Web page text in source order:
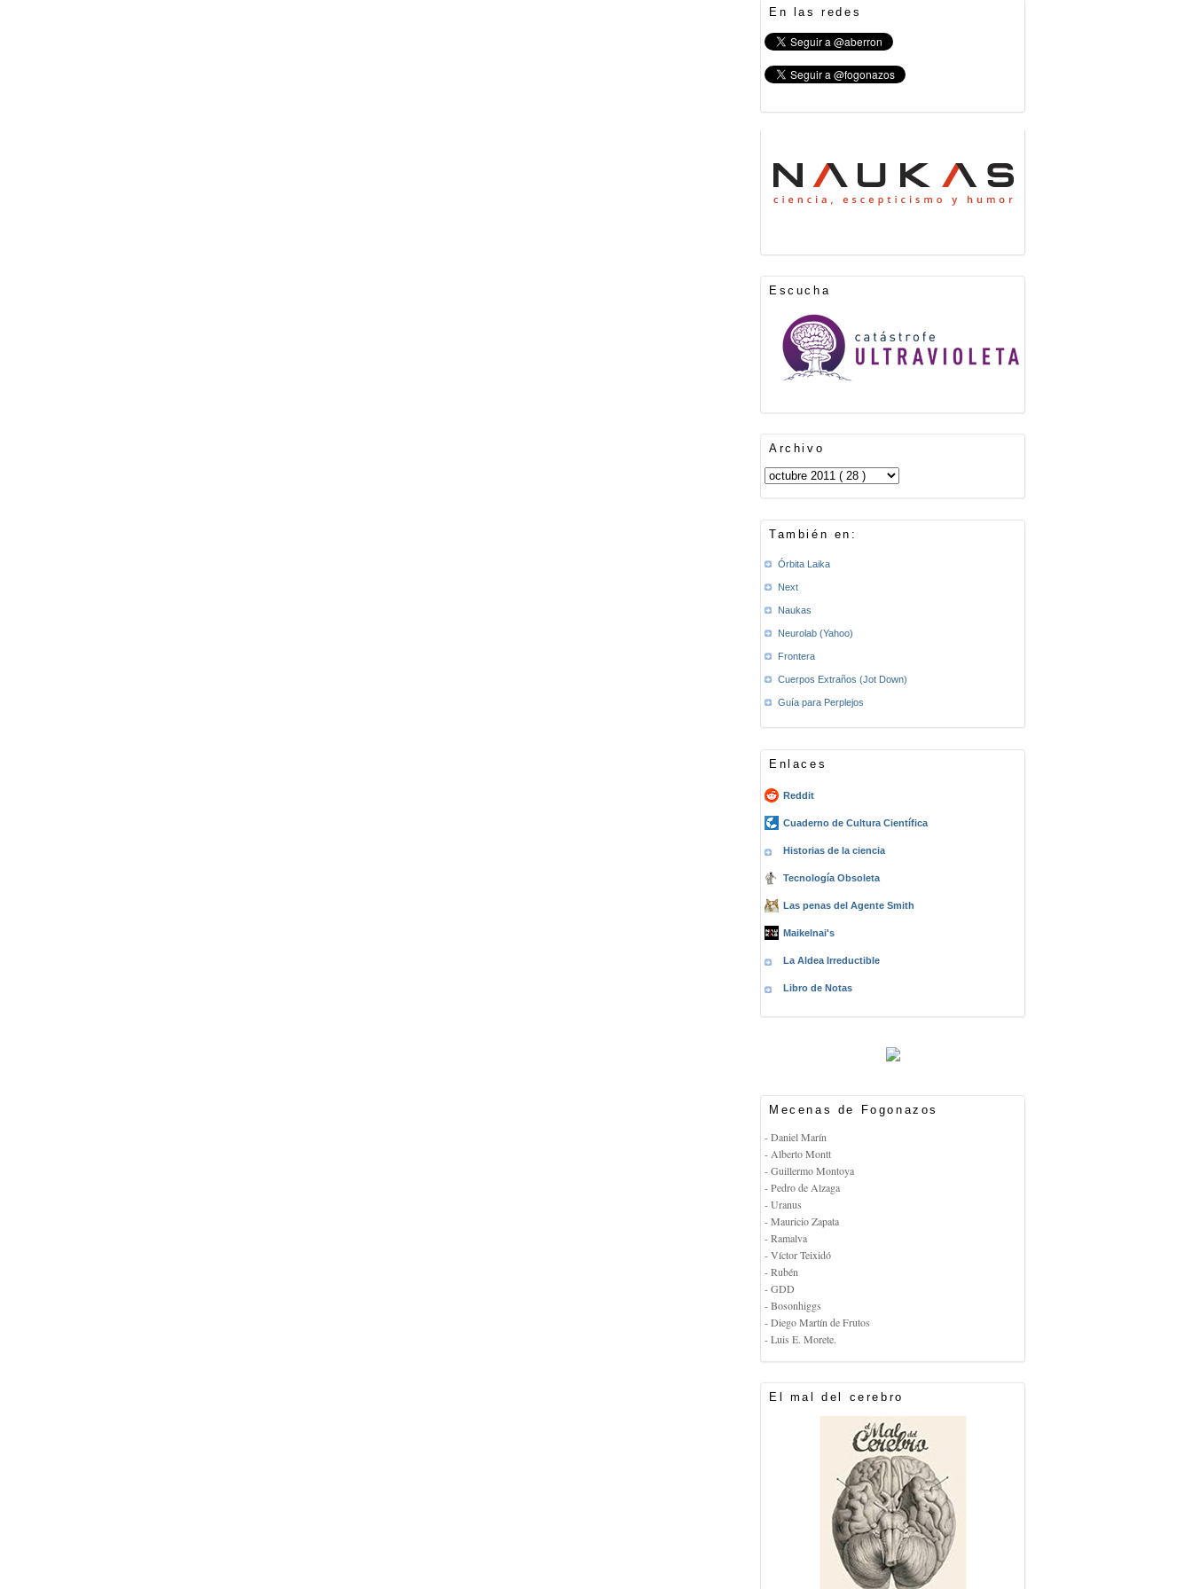
En las redes
Escucha
Archivo
También en:
Órbita Laika
Next
Naukas
Neurolab (Yahoo)
Frontera
Cuerpos Extraños (Jot Down)
Guía para Perplejos
Enlaces
Reddit
Cuaderno de Cultura Científica
Historias de la ciencia
Tecnología Obsoleta
Las penas del Agente Smith
Maikelnai's
La Aldea Irreductible
Libro de Notas
Mecenas de Fogonazos
- Daniel Marín
- Alberto Montt
- Guillermo Montoya
- Pedro de Alzaga
- Uranus
- Mauricio Zapata
- Ramalva
- Víctor Teixidó
- Rubén
- GDD
- Bosonhiggs
- Diego Martín de Frutos
- Luis E. Morete.
El mal del cerebro